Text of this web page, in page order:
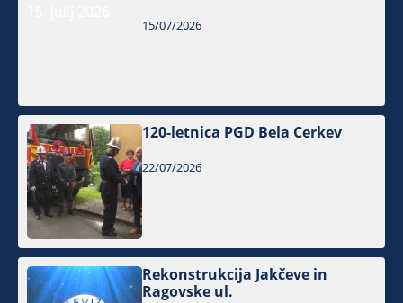
15/07/2026
120-letnica PGD Bela Cerkev
22/07/2026
Rekonstrukcija Jakčeve in
Ragovske ul.